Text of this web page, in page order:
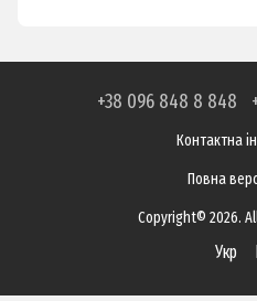
+38 096 848 8 848
Контактна
Повна
Copyright© 2026.
Укр